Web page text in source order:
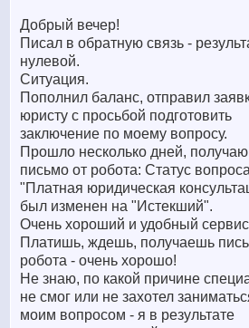
Добрый вечер!
Писал в обратную связь -
нулевой.
Ситуация.
Пополнил баланс, отправил
юристу с просьбой подготовить
заключение по моему вопросу.
Прошло несколько дней, получаю
письмо от робота: Статус
"Платная юридическая
был изменен на "Истекший".
Очень хороший и удобный
Платишь, ждешь, получаешь
робота - очень хорошо!
Не знаю, по какой причине
не смог или не захотел
моим вопросом - я в результате